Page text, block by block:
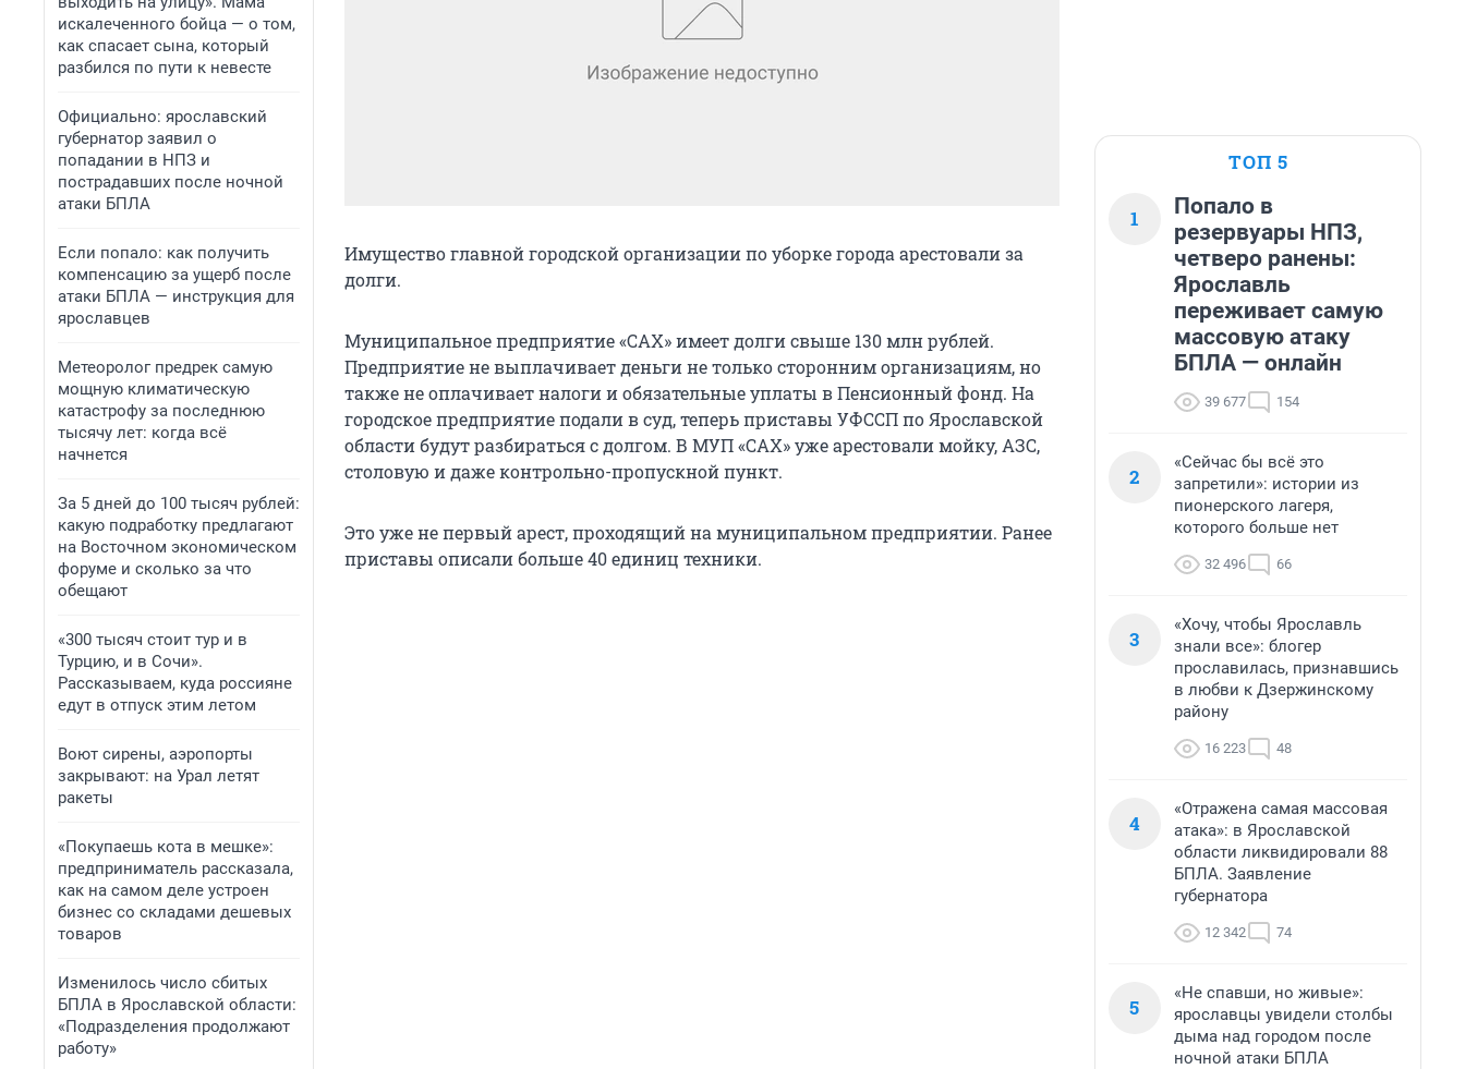
искалеченного бойца — о том,
как спасает сына, который
разбился по пути к невесте
Официально: ярославский
губернатор заявил о
попадании в НПЗ и
пострадавших после ночной
атаки БПЛА
Если попало: как получить
компенсацию за ущерб после
атаки БПЛА — инструкция для
ярославцев
Метеоролог предрек самую
мощную климатическую
катастрофу за последнюю
тысячу лет: когда всё
начнется
За 5 дней до 100 тысяч рублей:
какую подработку предлагают
на Восточном экономическом
форуме и сколько за что
обещают
«300 тысяч стоит тур и в
Турцию, и в Сочи».
Рассказываем, куда россияне
едут в отпуск этим летом
Воют сирены, аэропорты
закрывают: на Урал летят
ракеты
«Покупаешь кота в мешке»:
предприниматель рассказала,
как на самом деле устроен
бизнес со складами дешевых
товаров
Изменилось число сбитых
БПЛА в Ярославской области:
«Подразделения продолжают
работу»
Имущество главной городской организации по уборке города арестовали за
долги.
Муниципальное предприятие «САХ» имеет долги свыше 130 млн рублей.
Предприятие не выплачивает деньги не только сторонним организациям, но
также не оплачивает налоги и обязательные уплаты в Пенсионный фонд. На
городское предприятие подали в суд, теперь приставы УФССП по Ярославской
области будут разбираться с долгом. В МУП «САХ» уже арестовали мойку, АЗС,
столовую и даже контрольно-пропускной пункт.
Это уже не первый арест, проходящий на муниципальном предприятии. Ранее
приставы описали больше 40 единиц техники.
ТОП 5
1
Попало в
резервуары НПЗ,
четверо ранены:
Ярославль
переживает самую
массовую атаку
БПЛА — онлайн
39 677 154
2
«Сейчас бы всё это
запретили»: истории из
пионерского лагеря,
которого больше нет
32 496 66
3
«Хочу, чтобы Ярославль
знали все»: блогер
прославилась, признавшись
в любви к Дзержинскому
району
16 223 48
4
«Отражена самая массовая
атака»: в Ярославской
области ликвидировали 88
БПЛА. Заявление
губернатора
12 342 74
5
«Не спавши, но живые»:
ярославцы увидели столбы
дыма над городом после
ночной атаки БПЛА